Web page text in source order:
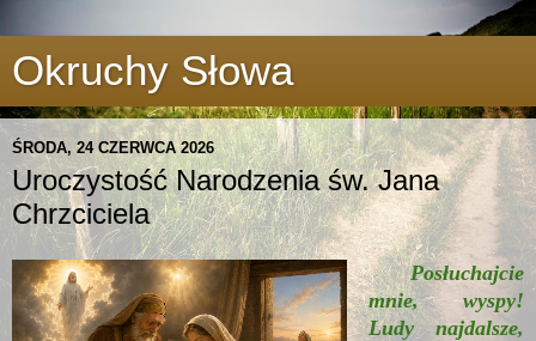
Okruchy Słowa
ŚRODA, 24 CZERWCA 2026
Uroczystość Narodzenia św. Jana
Chrzciciela
Posłuchajcie
mnie, wyspy!
Ludy najdalsze,